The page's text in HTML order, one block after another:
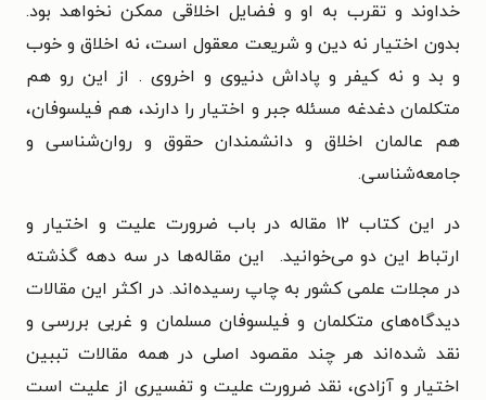
خداوند و تقرب به او و فضایل اخلاقی ممکن نخواهد بود.
بدون اختیار نه دین و شریعت معقول است، نه اخلاق و خوب
و بد و نه کیفر و پاداش دنیوی و اخروی . از این رو هم
متکلمان دغدغه مسئله جبر و اختیار را دارند، هم فیلسوفان،
هم عالمان اخلاق و دانشمندان حقوق و روان‌شناسی و
جامعه‌شناسی.
در این کتاب ۱۲ مقاله در باب ضرورت علیت و اختیار و
ارتباط این دو می‌خوانید. این مقاله‌ها در سه دهه گذشته
در مجلات علمی کشور به چاپ رسیده‌اند. در اکثر این مقالات
دیدگاه‌های متکلمان و فیلسوفان مسلمان و غربی بررسی و
نقد شده‌اند هر چند مقصود اصلی در همه مقالات تببین
اختیار و آزادی، نقد ضرورت علیت و تفسیری از علیت است